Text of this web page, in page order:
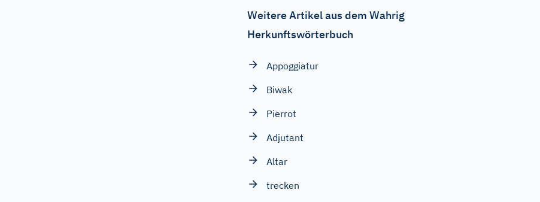
Weitere Artikel aus dem Wahrig
Herkunftswörterbuch
Appoggiatur
Biwak
Pierrot
Adjutant
Altar
trecken